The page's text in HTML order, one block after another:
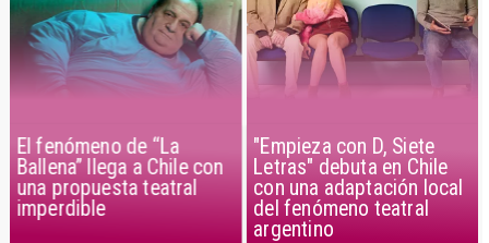
El fenómeno de “La
Ballena” llega a Chile con
una propuesta teatral
imperdible
"Empieza con D, Siete
Letras" debuta en Chile
con una adaptación local
del fenómeno teatral
argentino